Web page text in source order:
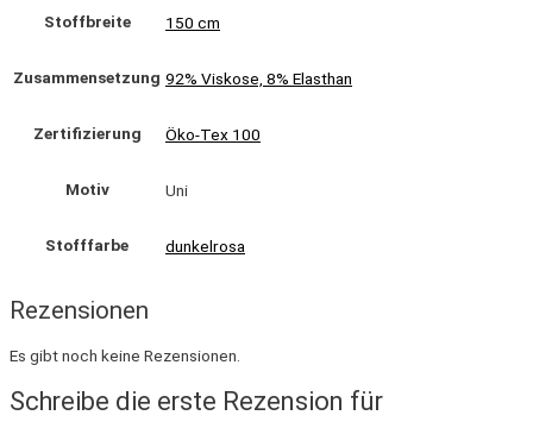
Stoffbreite 150 cm
Zusammensetzung 92% Viskose, 8% Elasthan
Zertifizierung Öko-Tex 100
Motiv Uni
Stofffarbe dunkelrosa
Rezensionen
Es gibt noch keine Rezensionen.
Schreibe die erste Rezension für